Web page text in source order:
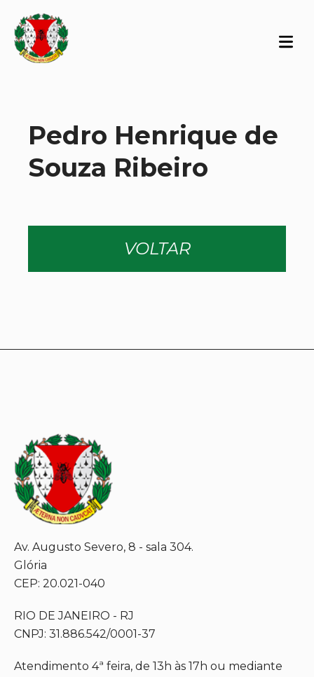
Pedro Henrique de
Souza Ribeiro
VOLTAR
Av. Augusto Severo, 8 - sala 304.
Glória
CEP: 20.021-040
RIO DE JANEIRO - RJ
CNPJ: 31.886.542/0001-37
Atendimento 4ª feira, de 13h às 17h ou mediante